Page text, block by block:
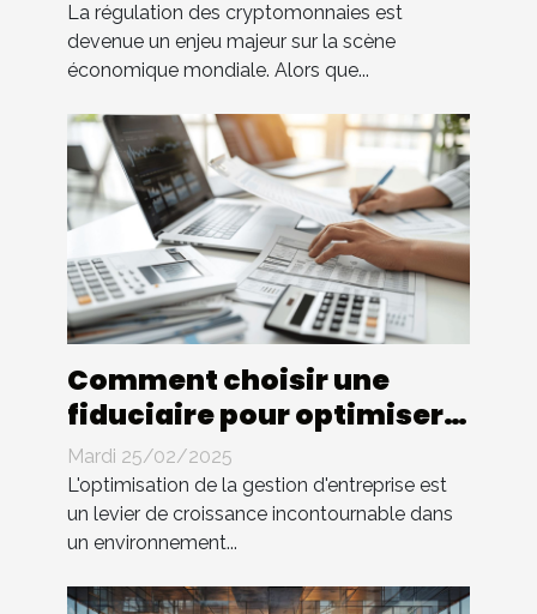
La régulation des cryptomonnaies est
devenue un enjeu majeur sur la scène
économique mondiale. Alors que...
Comment choisir une
fiduciaire pour optimiser
la gestion d'entreprise
Mardi 25/02/2025
L'optimisation de la gestion d'entreprise est
un levier de croissance incontournable dans
un environnement...